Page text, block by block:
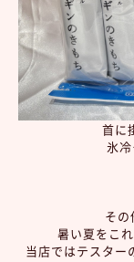
首に
氷
5
そ
暑い夏をこ
当店ではテスター